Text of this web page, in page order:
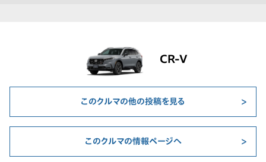
CR-V
このクルマの他の投稿を見る
このクルマの情報ページへ